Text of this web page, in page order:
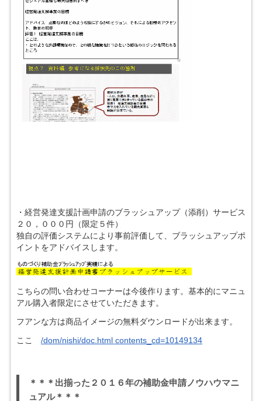
・経営発達支援計画申請のブラッシュアップ（添削）サービス
２０，０００円（限定５件）
独自の評価システムにより事前評価して、ブラッシュアップポ
イントをアドバイスします。
こちらの問い合わせコーナーは今後作ります。基本的にマニュ
アル購入者限定にさせていただきます。
フアンな方は商品イメージの無料ダウンロードが出来ます。
ここ /dom/nishi/doc.html contents_cd=10149134
＊＊＊出揃った２０１６年の補助金申請ノウハウマニ
ュアル＊＊＊